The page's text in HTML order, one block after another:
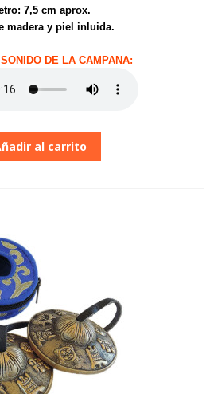
7,5 cm aprox.
madera y piel inluida.
DE LA CAMPANA:
al carrito